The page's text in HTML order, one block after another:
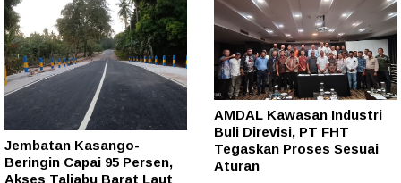
Jembatan Kasango-
Beringin Capai 95 Persen,
Akses Taliabu Barat Laut
AMDAL Kawasan Industri
Buli Direvisi, PT FHT
Tegaskan Proses Sesuai
Aturan